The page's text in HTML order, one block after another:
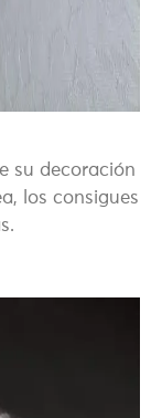
su decoración
los consigues